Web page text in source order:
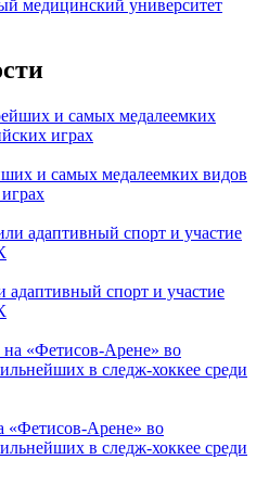
медицинский университет
и самых медалеемких видов
адаптивный спорт и участие
«Фетисов-Арене» во
в следж-хоккее среди